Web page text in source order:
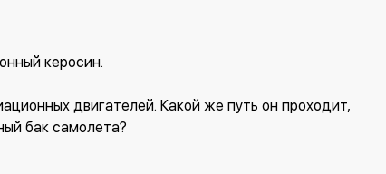
керосин.
двигателей. Какой же путь он проходит,
бак самолета?